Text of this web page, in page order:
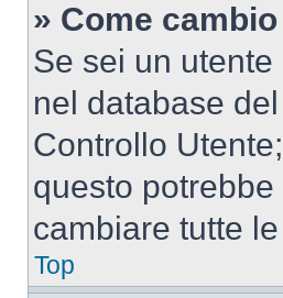
» Come
Se sei un
nel database
Controllo
questo
cambiare tutte
Top